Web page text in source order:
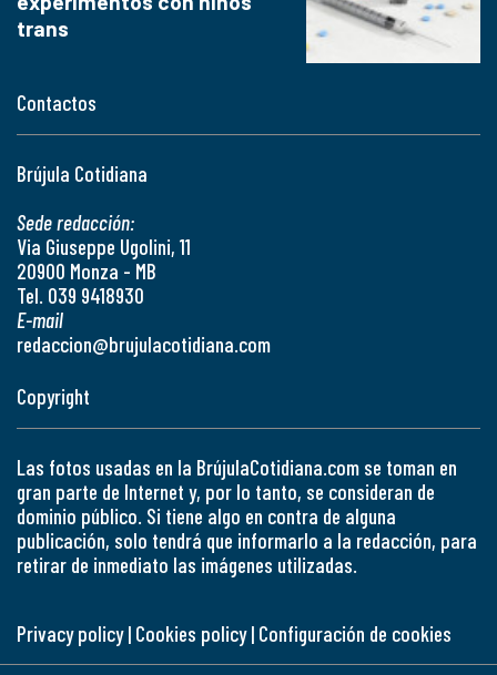
Contactos
Brújula Cotidiana
Sede redacción:
Via Giuseppe Ugolini, 11
20900 Monza - MB
Tel. 039 9418930
E-mail
redaccion@brujulacotidiana.com
trans
Copyright
Las fotos usadas en la BrújulaCotidiana.com se toman en
gran parte de Internet y, por lo tanto, se consideran de
dominio público. Si tiene algo en contra de alguna
publicación, solo tendrá que informarlo a la redacción, para
retirar de inmediato las imágenes utilizadas.
Privacy policy| Cookies policy| Configuración de cookies